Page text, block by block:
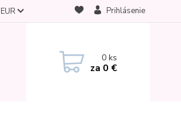
EUR Prihlásenie
0ks
za 0 €